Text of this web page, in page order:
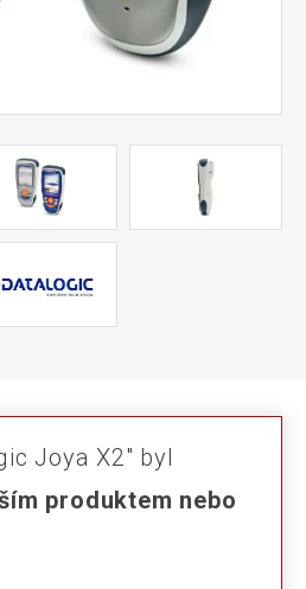
Joya X2" byl
produktem nebo